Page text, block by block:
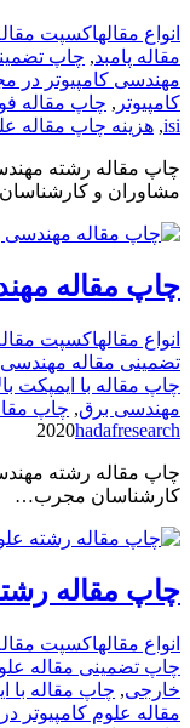
انواع مقالهاکسپت
مقاله پامبد, چاپ
مهندسی کامپیوتر در
کامپیوتر , چاپ مقاله
isi
, هزینه چاپ مقاله
چاپ مقاله رشته
مشاوران و
چاپ مقاله
انواع مقالهاکسپت
تضمینی مقاله
چاپ مقاله با ایمپکت
مهندسی برق, چاپ
2020hadafresearch
چاپ مقاله رشته
کارشناسان مجرب…
چاپ مقاله
انواع مقالهاکسپت
چاپ تضمینی مقاله
خارجی, چاپ مقاله با
مقاله علوم کامپیوتر